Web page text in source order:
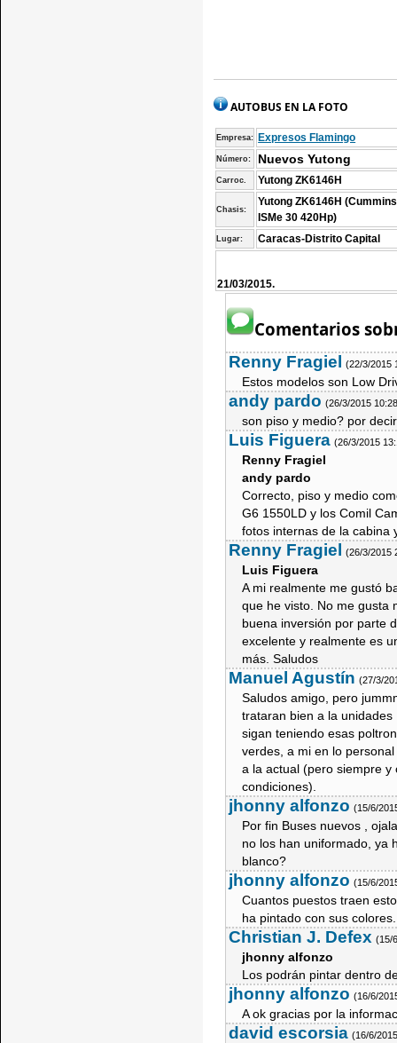
AUTOBUS EN LA FOTO
Empresa: Expresos Flamingo
Número: Nuevos Yutong
Carroc. Yutong ZK6146H
Chasis:
Yutong ZK6146H (Cummins
ISMe 30 420Hp)
Lugar: Caracas-Distrito Capital
21/03/2015.
Comentarios
Renny Fragiel (22/3/2015
Estos modelos son Low
andy pardo (26/3/2015
son piso y medio? por
Luis Figuera (26/3/2015
Renny Fragiel
andy pardo
Correcto, piso y medio
G6 1550LD y los Comil
fotos internas de la cabina
Renny Fragiel (26/3/2015
Luis Figuera
A mi realmente me gustó
que he visto. No me gusta
buena inversión por parte
excelente y realmente es
más. Saludos
Manuel Agustín (27/3/
Saludos amigo, pero
trataran bien a la
sigan teniendo esas
verdes, a mi en lo
a la actual (pero siempre
condiciones).
jhonny alfonzo (15/6/
Por fin Buses nuevos ,
no los han uniformado, ya
blanco?
jhonny alfonzo (15/6/
Cuantos puestos traen
ha pintado con sus
Christian J. Defex (15/
jhonny alfonzo
Los podrán pintar dentro
jhonny alfonzo (16/6/
A ok gracias por la
david escorsia (16/6/